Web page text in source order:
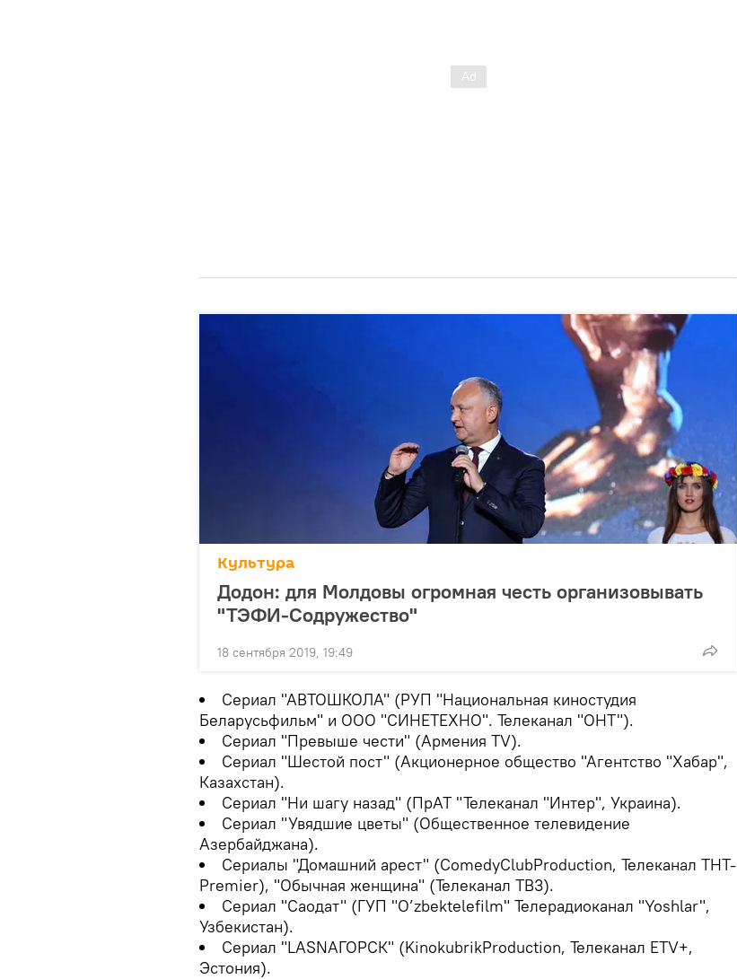
Культура
Додон: для Молдовы огромная честь организовывать
"ТЭФИ-Содружество"
18 сентября 2019, 19:49
Сериал "АВТОШКОЛА" (РУП "Национальная киностудия
Беларусьфильм" и ООО "СИНЕТЕХНО". Телеканал "ОНТ").
Сериал "Превыше чести" (Армения TV).
Сериал "Шестой пост" (Акционерное общество "Агентство "Хабар",
Казахстан).
Сериал "Ни шагу назад" (ПрАТ "Телеканал "Интер", Украина).
Сериал "Увядшие цветы" (Общественное телевидение
Азербайджана).
Сериалы "Домашний арест" (ComedyClubProduction, Телеканал ТНТ-
Premier), "Обычная женщина" (Телеканал ТВ3).
Сериал "Саодат" (ГУП "O’zbektelefilm" Телерадиоканал "Yoshlar",
Узбекистан).
Сериал "LASNAГОРСК" (KinokubrikProduction, Телеканал ETV+,
Эстония).